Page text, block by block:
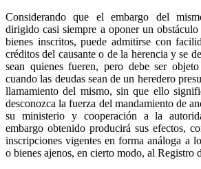
Considerando que el embargo del
dirigido casi siempre a oponer un
bienes inscritos, puede admitirse con
créditos del causante o de la herencia y se
sean quienes fueren, pero debe ser
cuando las deudas sean de un heredero
llamamiento del mismo, sin que ello
desconozca la fuerza del mandamiento de
su ministerio y cooperación a la
embargo obtenido producirá sus efectos,
inscripciones vigentes en forma análoga a
o bienes ajenos, en cierto modo, al Registro